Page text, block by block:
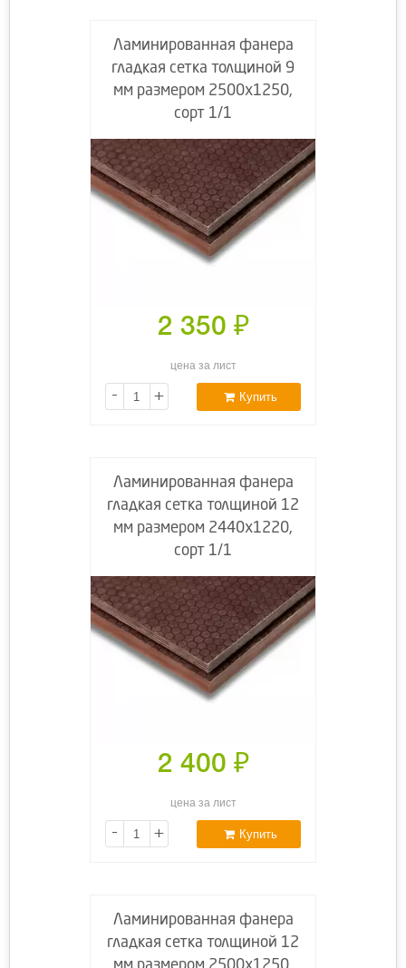
Ламинированная фанера
гладкая сетка толщиной 9
мм размером 2500х1250,
сорт 1/1
2 350 ₽
цена за лист
- + Купить
Ламинированная фанера
гладкая сетка толщиной 12
мм размером 2440х1220,
сорт 1/1
2 400 ₽
цена за лист
- + Купить
Ламинированная фанера
гладкая сетка толщиной 12